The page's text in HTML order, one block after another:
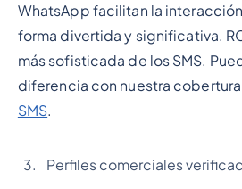
WhatsApp facilitan la
forma divertida y significativa.
más sofisticada de los SMS.
diferencia con nuestra cobertura
SMS.
Perfiles comerciales